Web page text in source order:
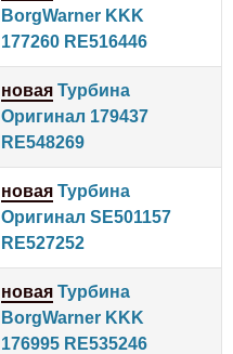
BorgWarner KKK
177260 RE516446
новая Турбина
Оригинал 179437
RE548269
новая Турбина
Оригинал SE501157
RE527252
новая Турбина
BorgWarner KKK
176995 RE535246